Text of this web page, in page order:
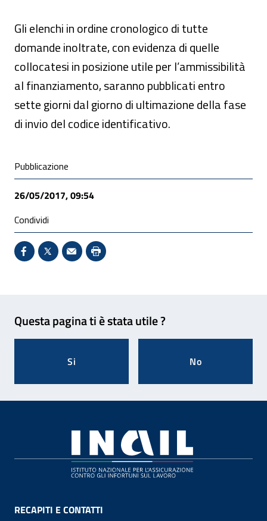
Gli elenchi in ordine cronologico di tutte
domande inoltrate, con evidenza di quelle
collocatesi in posizione utile per l’ammissibilità
al finanziamento, saranno pubblicati entro
sette giorni dal giorno di ultimazione della fase
di invio del codice identificativo.
Condivisione social
Pubblicazione
26/05/2017, 09:54
Condividi
Condividi su Facebook - Sito esterno - Apertura in
X - Sito esterno - Apertura in nuova finestra
Invio Mail: apre il programma di posta
Stampa pagina: scelta meno
Questa pagina ti è stata utile ?
Si No
RECAPITI E CONTATTI